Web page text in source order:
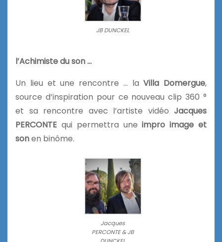
JB DUNCKEL
l’Achimiste du son …
Un lieu et une rencontre … laVilla Domergue,
source d’inspiration pour ce nouveau clip 360 °
et sa rencontre avec l’artiste vidéo Jacques
PERCONTE qui permettra uneimpro image et
sonen binôme.
Jacques
PERCONTE & JB